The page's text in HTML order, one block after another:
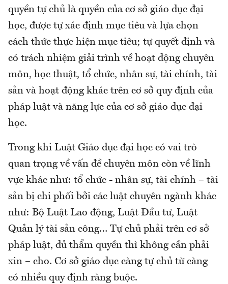
quyền tự chủ là quyền của cơ sở giáo dục đại
học, được tự xác định mục tiêu và lựa chọn
cách thức thực hiện mục tiêu; tự quyết định và
có trách nhiệm giải trình về hoạt động chuyên
môn, học thuật, tổ chức, nhân sự, tài chính, tài
sản và hoạt động khác trên cơ sở quy định của
pháp luật và năng lực của cơ sở giáo dục đại
học.
Trong khi Luật Giáo dục đại học có vai trò
quan trọng về vấn đề chuyên môn còn về lĩnh
vực khác như: tổ chức - nhân sự, tài chính – tài
sản bị chi phối bởi các luật chuyên ngành khác
như: Bộ Luật Lao động, Luật Đầu tư, Luật
Quản lý tài sản công… Tự chủ phải trên cơ sở
pháp luật, đủ thẩm quyền thì không cần phải
xin – cho. Cơ sở giáo dục càng tự chủ từ càng
có nhiều quy định ràng buộc.